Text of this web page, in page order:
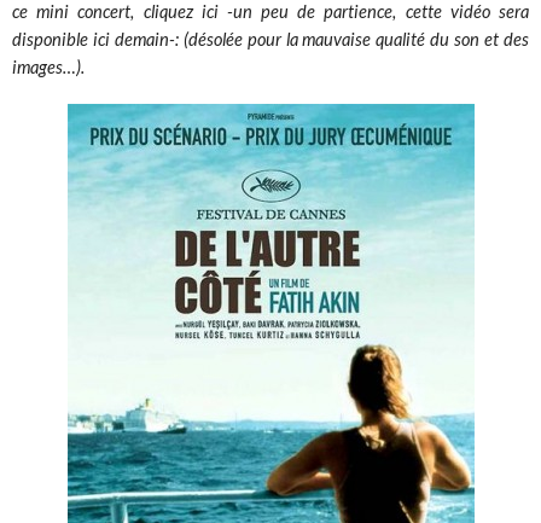
ce mini concert, cliquez ici -un peu de partience, cette vidéo sera
disponible ici demain-: (désolée pour la mauvaise qualité du son et des
images…).